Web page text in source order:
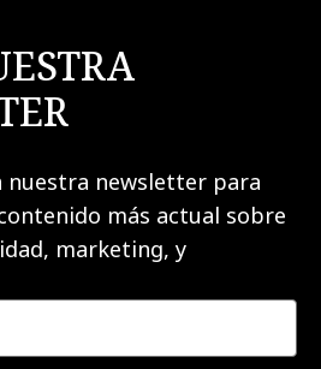
nuestra newsletter para
más actual sobre
marketing, y